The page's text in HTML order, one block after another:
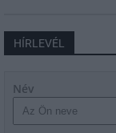
HÍRLEVÉL
Név